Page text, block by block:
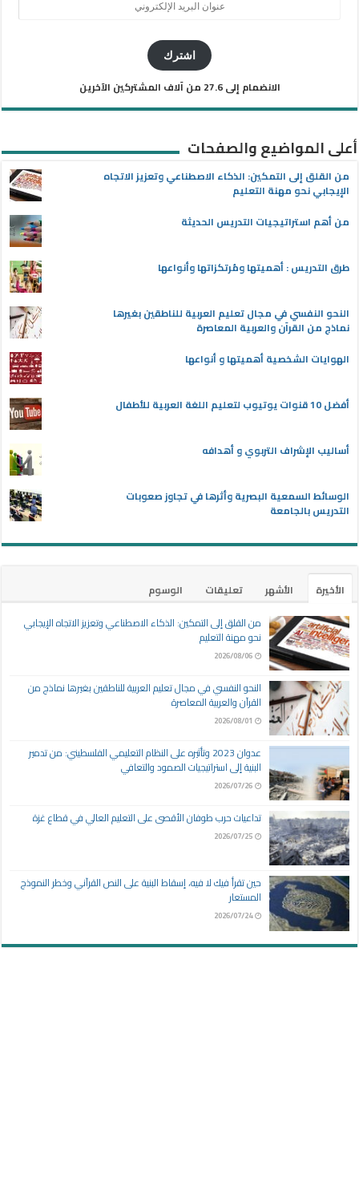
اشترك
الانضمام إلى 27.6 من آلاف المشتركين الآخرين
أعلى المواضيع والصفحات
من القلق إلى التمكين: الذكاء الاصطناعي وتعزيز الاتجاه
الإيجابي نحو مهنة التعليم
من أهم استراتيجيات التدريس الحديثة
طرق التدريس : أهميتها ومُرتكزاتها وأنواعها
النحو النفسي في مجال تعليم العربية للناطقين بغيرها
نماذج من القرآن والعربية المعاصرة
الهوايات الشخصية أهميتها و أنواعها
أفضل 10 قنوات يوتيوب لتعليم اللغة العربية للأطفال
أساليب الإشراف التربوي و أهدافه
الوسائط السمعية البصرية وأثرها في تجاوز صعوبات
التدريس بالجامعة
الأخيرة الأشهر تعليقات
الوسوم
من القلق إلى التمكين: الذكاء الاصطناعي وتعزيز الاتجاه الإيجابي
نحو مهنة التعليم
2026/08/06
النحو النفسي في مجال تعليم العربية للناطقين بغيرها نماذج من
القرآن والعربية المعاصرة
2026/08/01
عدوان 2023 وتأثيره على النظام التعليمي الفلسطيني: من تدمير
البنية إلى استراتيجيات الصمود والتعافي
2026/07/26
تداعيات حرب طوفان الأقصى على التعليم العالي في قطاع غزة
2026/07/25
حين تقرأ فيك لا فيه، إسقاط البنية على النص القرآني وخطر النموذج
المستعار
2026/07/24